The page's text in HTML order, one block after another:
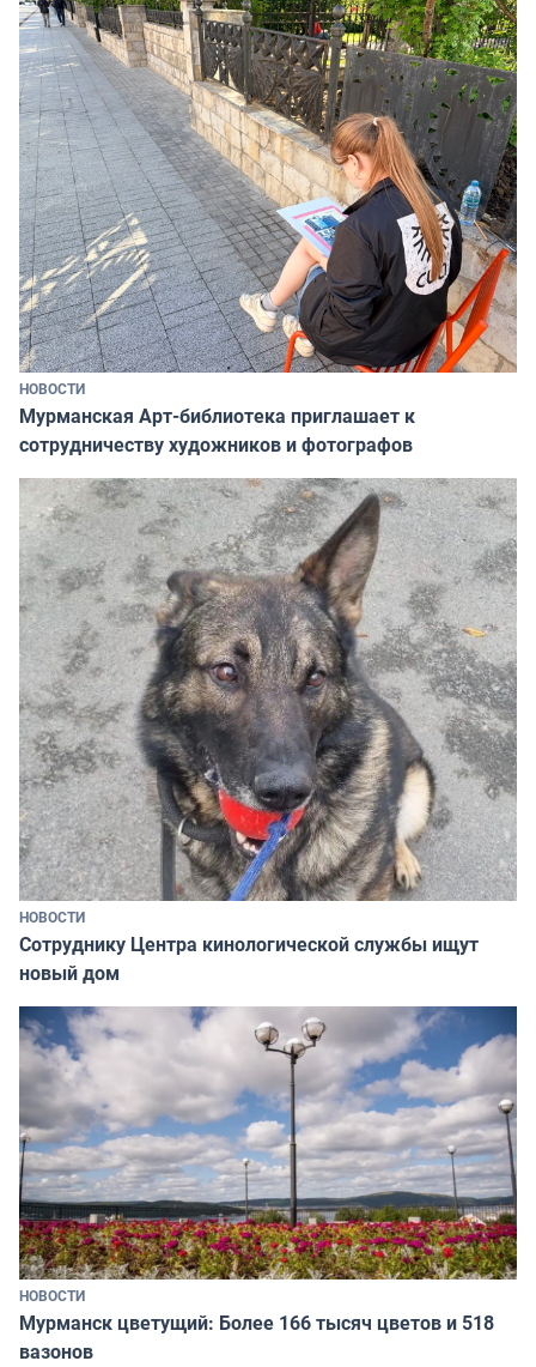
НОВОСТИ
Мурманская Арт-библиотека приглашает к
сотрудничеству художников и фотографов
НОВОСТИ
Сотруднику Центра кинологической службы ищут
новый дом
НОВОСТИ
Мурманск цветущий: Более 166 тысяч цветов и 518
вазонов